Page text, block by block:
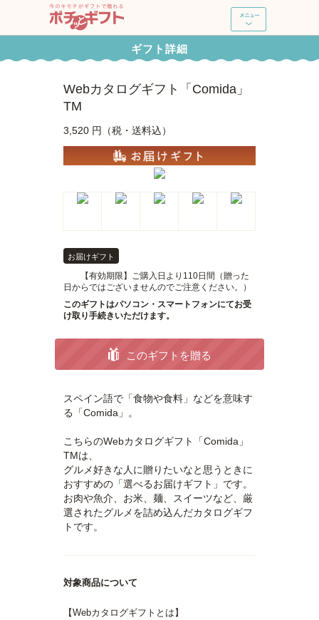
ギフトを探す
ポチッとギフトとは
よくあるご質問
使い方ガイド
ギフト詳細
Webカタログギフト「Comida」
TM
3,520 円（税・送料込）
お届けギフト
【有効期限】ご購入日より110日間（贈った
日からではございませんのでご注意ください。）
このギフトはパソコン・スマートフォンにてお受
け取り手続きいただけます。
このギフトを贈る
スペイン語で「食物や食料」などを意味す
る「Comida」。
こちらのWebカタログギフト「Comida」
TMは、
グルメ好きな人に贈りたいなと思うときに
おすすめの「選べるお届けギフト」です。
お肉や魚介、お米、麺、スイーツなど、厳
選されたグルメを詰め込んだカタログギフ
トです。
対象商品について
【Webカタログギフトとは】